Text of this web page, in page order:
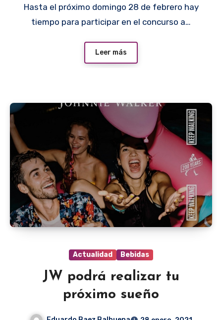
Hasta el próximo domingo 28 de febrero hay
tiempo para participar en el concurso a…
Leer más
Actualidad Bebidas
JW podrá realizar tu
próximo sueño